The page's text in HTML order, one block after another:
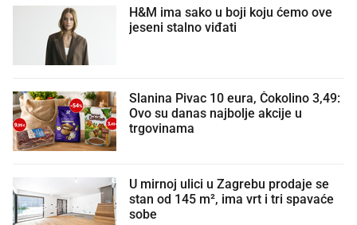
H&M ima sako u boji koju ćemo ove
jeseni stalno viđati
Slanina Pivac 10 eura, Čokolino 3,49:
Ovo su danas najbolje akcije u
trgovinama
U mirnoj ulici u Zagrebu prodaje se
stan od 145 m², ima vrt i tri spavaće
sobe